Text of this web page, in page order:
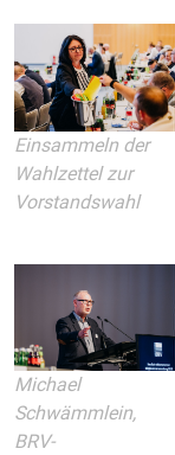
Einsammeln der
Wahlzettel zur
Vorstandswahl
Michael
Schwämmlein,
BRV-